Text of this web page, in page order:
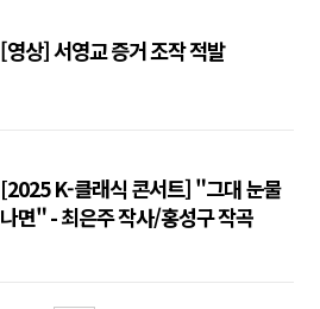
[영상] 서영교 증거 조작 적발
[2025 K-클래식 콘서트] "그대 눈물
나면" - 최은주 작사/홍성구 작곡